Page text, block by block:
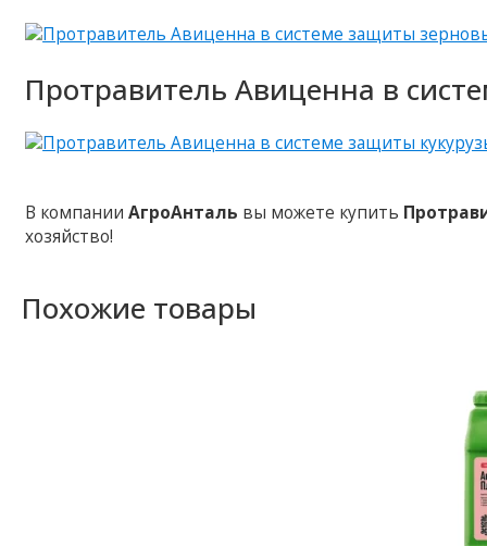
Протравитель Авиценна в
В компанииАгроАнталь вы можете купить
хозяйство!
Похожие товары